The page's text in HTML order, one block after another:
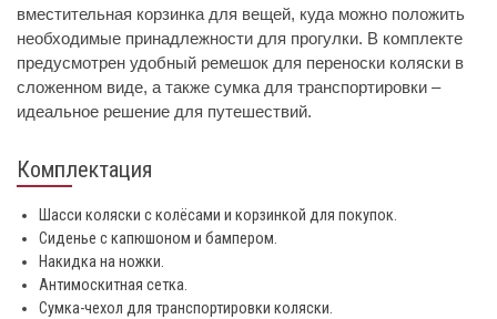
вместительная корзинка для вещей, куда можно положить
необходимые принадлежности для прогулки. В комплекте
предусмотрен удобный ремешок для переноски коляски в
сложенном виде, а также сумка для транспортировки –
идеальное решение для путешествий.
Комплектация
Шасси коляски с колёсами и корзинкой для покупок.
Сиденье с капюшоном и бампером.
Накидка на ножки.
Антимоскитная сетка.
Сумка-чехол для транспортировки коляски.